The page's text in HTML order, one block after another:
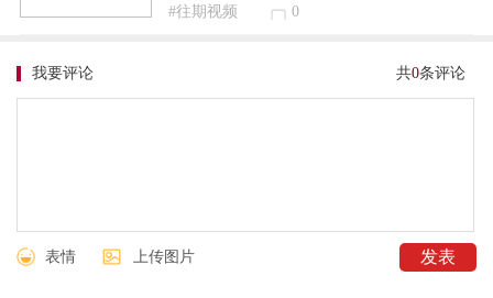
#往期视频 0
共0条评论
我要评论
表情 上传图片